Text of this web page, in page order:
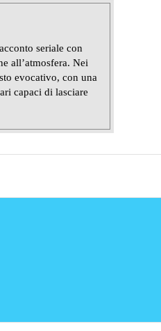
seriale con
all’atmosfera. Nei
evocativo, con una
capaci di lasciare